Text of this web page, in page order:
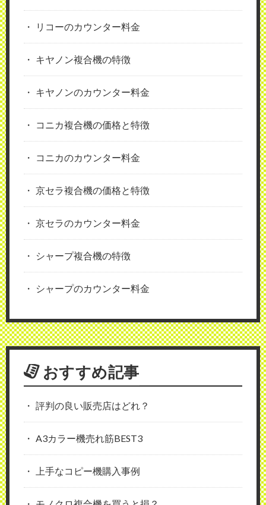
リコーのカウンター料金
キヤノン複合機の特徴
キヤノンのカウンター料金
コニカ複合機の価格と特徴
コニカのカウンター料金
京セラ複合機の価格と特徴
京セラのカウンター料金
シャープ複合機の特徴
シャープのカウンター料金
おすすめ記事
評判の良い販売店はどれ？
A3カラー機売れ筋BEST3
上手なコピー機購入事例